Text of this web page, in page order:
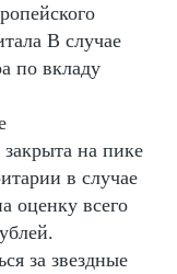
В случае
по вкладу
закрыта на пике
в случае
оценку всего
за звездные